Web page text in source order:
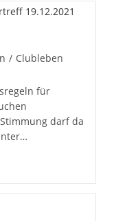
/ Clubleben
für
darf da